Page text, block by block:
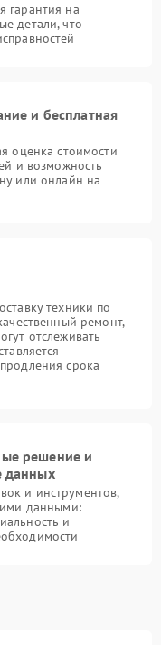
гарантия на
детали, что
и бесплатная
оценка стоимости
и возможность
или онлайн на
техники по
ремонт,
отслеживать
срока
решение и
данных
и инструментов,
данными:
и